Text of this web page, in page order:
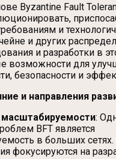
Byzantine Fault
и
и других
и разработки в
возможности для
безопасности и
и направления
:
BFT является
в больших
фокусируются на